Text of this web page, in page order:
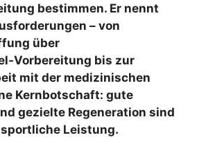
bestimmen. Er nennt
– von
über
bis zur
mit der medizinischen
Kernbotschaft: gute
gezielte Regeneration sind
Leistung.